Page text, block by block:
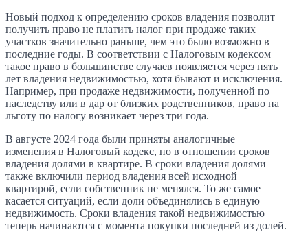
Новый подход к определению сроков владения позволит
получить право не платить налог при продаже таких
участков значительно раньше, чем это было возможно в
последние годы. В соответствии с Налоговым кодексом
такое право в большинстве случаев появляется через пять
лет владения недвижимостью, хотя бывают и исключения.
Например, при продаже недвижимости, полученной по
наследству или в дар от близких родственников, право на
льготу по налогу возникает через три года.
В августе 2024 года были приняты аналогичные
изменения в Налоговый кодекс, но в отношении сроков
владения долями в квартире. В сроки владения долями
также включили период владения всей исходной
квартирой, если собственник не менялся. То же самое
касается ситуаций, если доли объединялись в единую
недвижимость. Сроки владения такой недвижимостью
теперь начинаются с момента покупки последней из долей.